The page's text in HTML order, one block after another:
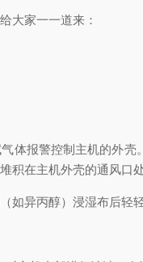
大家一一道来：
体报警控制主机的外
积在主机外壳的通风口
如异丙醇）浸湿布后轻